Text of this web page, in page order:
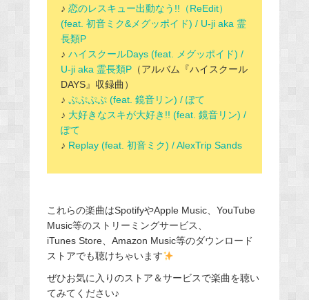
♪ 恋のレスキュー出動なう!!（ReEdit）
(feat. 初音ミク&メグッポイド) / U-ji aka 霊
長類P
♪ ハイスクールDays (feat. メグッポイド) /
U-ji aka 霊長類P（アルバム『ハイスクール
DAYS』収録曲）
♪ ぷぷぷぷ (feat. 鏡音リン) / ぽて
♪ 大好きなスキが大好き!! (feat. 鏡音リン) /
ぽて
♪ Replay (feat. 初音ミク) / AlexTrip Sands
これらの楽曲はSpotifyやApple Music、YouTube
Music等のストリーミングサービス、
iTunes Store、Amazon Music等のダウンロード
ストアでも聴けちゃいます
ぜひお気に入りのストア＆サービスで楽曲を聴い
てみてください♪